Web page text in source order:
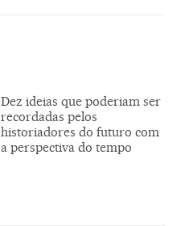
Dez ideias que poderiam ser
recordadas pelos
historiadores do futuro com
a perspectiva do tempo